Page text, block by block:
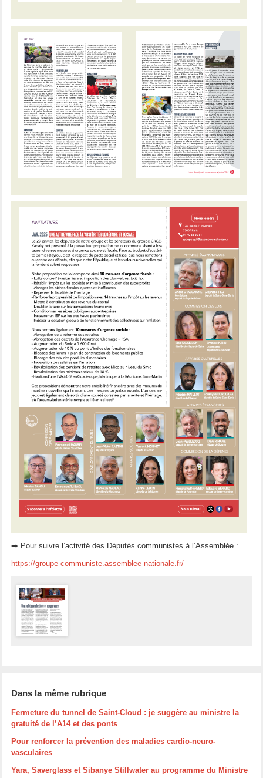
➡️ Pour suivre l’activité des Députés communistes à l’Assemblée :
https://groupe-communiste.assemblee-nationale.fr/
Dans la même rubrique
Fermeture du tunnel de Saint-Cloud : je suggère au ministre la
gratuité de l’A14 et des ponts
Pour renforcer la prévention des maladies cardio-neuro-
vasculaires
Yara, Saverglass et Sibanye Stillwater au programme du Ministre